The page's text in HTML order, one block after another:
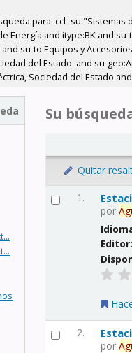
para 'ccl=su:"Sistemas
Energía and itype:BK and
su-to:Equipos y
del Estado. and su-
Sociedad del Estado
Su
Quitar
1.
por
2.
por